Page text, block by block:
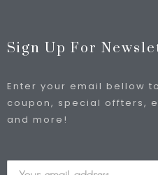
Sign Up For
Enter your email bellow
coupon, special offters,
and more!